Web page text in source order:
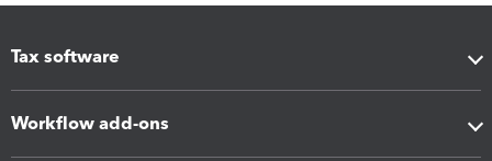
Tax software
Workflow add-ons